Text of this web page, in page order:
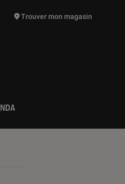
vont vous être proposées
Trouver mon magasin